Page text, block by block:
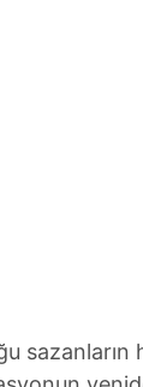
sazanların